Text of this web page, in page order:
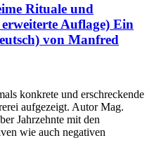
Rituale und
Auflage) Ein
von Manfred
konkrete und erschreckende
aufgezeigt. Autor Mag.
Jahrzehnte mit den
wie auch negativen